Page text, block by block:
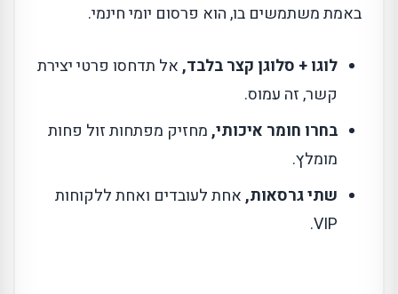
באמת משתמשים בו, הוא פרסום יומי חינמי.
לוגו + סלוגן קצר בלבד,אל תדחסו פרטי יצירת
קשר, זה עמוס.
בחרו חומר איכותי,מחזיק מפתחות זול פחות
מומלץ.
שתי גרסאות,אחת לעובדים ואחת ללקוחות
VIP.